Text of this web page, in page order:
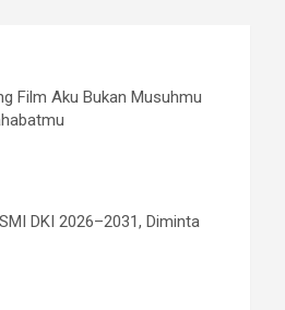
Film Aku Bukan Musuhmu
DKI 2026–2031, Diminta